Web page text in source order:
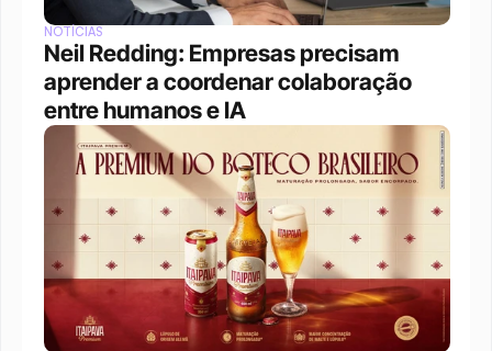
NOTÍCIAS
Neil Redding: Empresas precisam
aprender a coordenar colaboração
entre humanos e IA